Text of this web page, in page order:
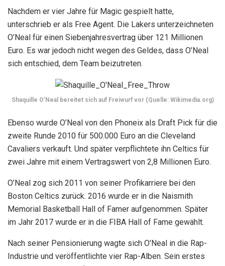
Nachdem er vier Jahre für Magic gespielt hatte,
unterschrieb er als Free Agent. Die Lakers unterzeichneten
O’Neal für einen Siebenjahresvertrag über 121 Millionen
Euro. Es war jedoch nicht wegen des Geldes, dass O’Neal
sich entschied, dem Team beizutreten.
Shaquille O’Neal bereitet sich auf Freiwurf vor (Quelle: Wikimedia.org)
Ebenso wurde O’Neal von den Phoneix als Draft Pick für die
zweite Runde 2010 für 500.000 Euro an die Cleveland
Cavaliers verkauft. Und später verpflichtete ihn Celtics für
zwei Jahre mit einem Vertragswert von 2,8 Millionen Euro.
O’Neal zog sich 2011 von seiner Profikarriere bei den
Boston Celtics zurück. 2016 wurde er in die Naismith
Memorial Basketball Hall of Famer aufgenommen. Später
im Jahr 2017 wurde er in die FIBA ​​Hall of Fame gewählt.
Nach seiner Pensionierung wagte sich O’Neal in die Rap-
Industrie und veröffentlichte vier Rap-Alben. Sein erstes